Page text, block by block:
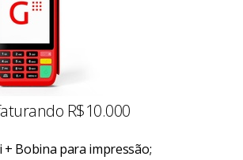
R$10.000
+ Bobina para impressão;